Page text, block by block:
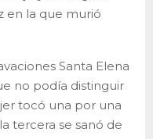
en la que murió
Santa Elena
no podía distinguir
tocó una por una
tercera se sanó de